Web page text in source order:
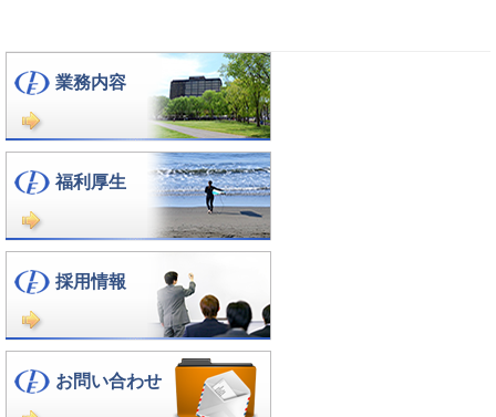
業務内容
福利厚生
採用情報
お問い合わせ